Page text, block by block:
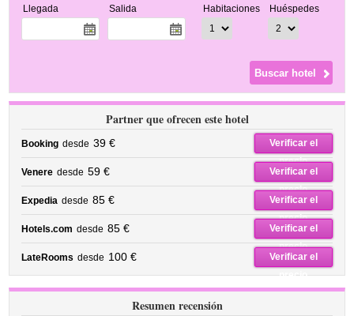
Llegada Salida Habitaciones Huéspedes
Partner que ofrecen este hotel
Booking desde 39 €
Verificar el
precio
Venere desde 59 €
Verificar el
precio
Expedia desde 85 €
Verificar el
precio
Hotels.com desde 85 €
Verificar el
precio
LateRooms desde 100 €
Verificar el
precio
Resumen recensión